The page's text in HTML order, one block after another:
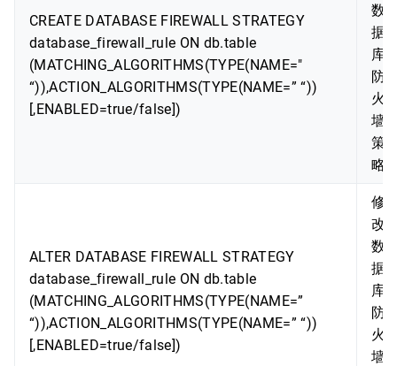
CREATE DATABASE FIREWALL STRATEGY
database_firewall_rule ON db.table
(MATCHING_ALGORITHMS(TYPE(NAME="
“)),ACTION_ALGORITHMS(TYPE(NAME=” “))
[,ENABLED=true/false])
数
据
库
防
火
墙
策
略
ALTER DATABASE FIREWALL STRATEGY
database_firewall_rule ON db.table
(MATCHING_ALGORITHMS(TYPE(NAME=”
“)),ACTION_ALGORITHMS(TYPE(NAME=” “))
[,ENABLED=true/false])
修
改
数
据
库
防
火
墙